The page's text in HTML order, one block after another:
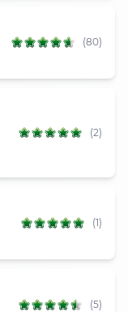
(80)
(2)
(1)
(5)